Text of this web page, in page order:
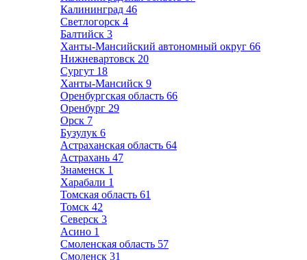
Калининград 46
Светлогорск 4
Балтийск 3
Ханты-Мансийский автономный округ 66
Нижневартовск 20
Сургут 18
Ханты-Мансийск 9
Оренбургская область 66
Оренбург 29
Орск 7
Бузулук 6
Астраханская область 64
Астрахань 47
Знаменск 1
Харабали 1
Томская область 61
Томск 42
Северск 3
Асино 1
Смоленская область 57
Смоленск 31